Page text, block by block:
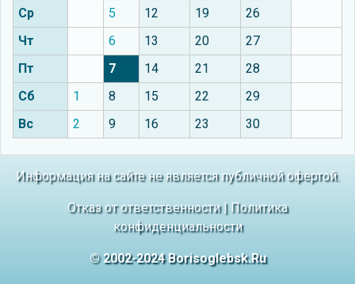
Ср
5 12 19
26
Чт
6 13 20
27
Пт
7 14 21
28
Сб
1 8 15 22
29
Вс
2 9 16 23 30
Информация на сайте не является публичной офертой.
Отказ от ответственности| Политика
конфиденциальности
© 2002-2024 Borisoglebsk.Ru